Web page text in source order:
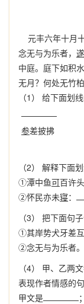
元丰六年十月
念无与为乐者， 遂
中庭。庭下如积
无月？何处无竹
（1） 给下面划
参差披拂
（2） 解释下面
①潭中鱼可百许头
②怀民亦未寝：
（3） 把下面句
①其岸势犬牙差互
②念无与为乐者。
（4） 甲、乙两
表现作者情感的
甲文是